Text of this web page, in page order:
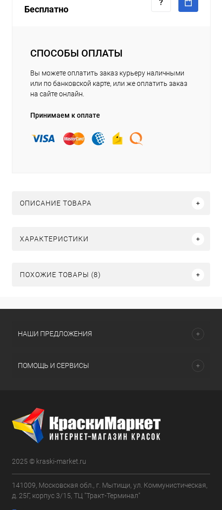
Бесплатно
СПОСОБЫ ОПЛАТЫ
Вы можете оплатить заказ курьеру наличными
или по банковской карте, или же оплатить заказ
на сайте онлайн.
Принимаем к оплате
ОПИСАНИЕ ТОВАРА
ХАРАКТЕРИСТИКИ
ПОХОЖИЕ ТОВАРЫ (8)
НАШИ ПРЕДЛОЖЕНИЯ
ПОМОЩЬ И СЕРВИСЫ
2025 © kraski-market.ru
141009, Московская обл., г. Мытищи, ул. Коммунистическая,
д. 25Г, корпус 3/15, ТЦ "Тракт-Терминал"